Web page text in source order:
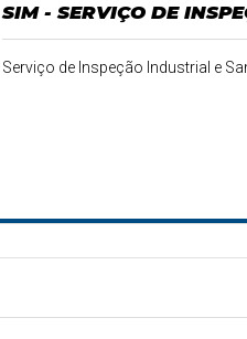
SIM - SERVIÇO DE
Serviço de Inspeção Industrial e